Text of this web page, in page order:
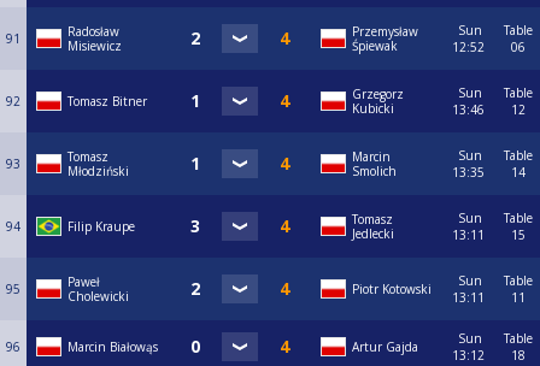
91
Radosław
Misiewicz
Przemysław
Śpiewak
Sun
12:52
Table
06
92 Tomasz Bitner
Grzegorz
Kubicki
Sun
13:46
Table
12
93
Tomasz
Młodziński
Marcin
Smolich
Sun
13:35
Table
14
94 Filip Kraupe
Tomasz
Jedlecki
Sun
13:11
Table
15
95
Paweł
Cholewicki
Piotr Kotowski
Sun
13:11
Table
11
96 Marcin Białowąs Artur Gajda
Sun
13:12
Table
18